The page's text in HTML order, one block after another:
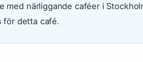
med närliggande caféer i
för detta café.